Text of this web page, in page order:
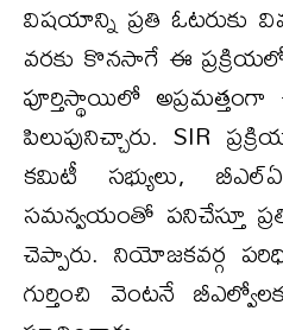
విషయాన్ని ప్రతి ఓటరుకు
వరకు కొనసాగే ఈ
పూర్తిస్థాయిలో అప్రమత్తంగా
పిలుపునిచ్చారు. SIR
కమిటీ సభ్యులు,
సమన్వయంతో పనిచేస్తూ
చెప్పారు. నియోజకవర్గ
గుర్తించి వెంటనే